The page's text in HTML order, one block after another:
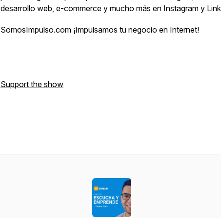
desarrollo web, e-commerce y mucho más en Instagram y
SomosImpulso.com ¡Impulsamos tu negocio en Internet!
Support the show